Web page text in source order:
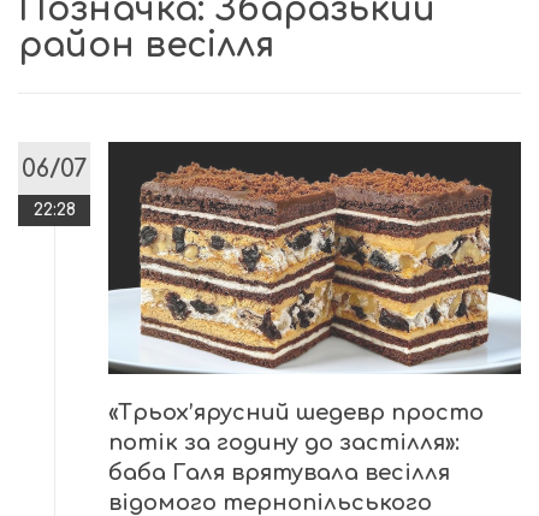
Позначка: Збаразький
район весілля
06/07
22:28
«Трьох’ярусний шедевр просто
потік за годину до застілля»:
баба Галя врятувала весілля
відомого тернопільського